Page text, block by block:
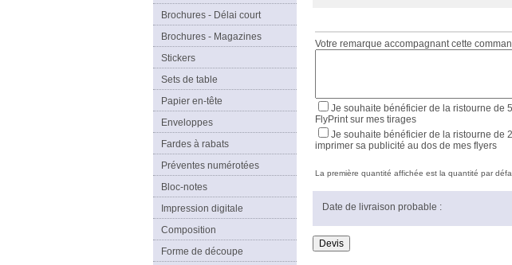
Brochures - Délai court
Brochures - Magazines
Stickers
Sets de table
Papier en-tête
Enveloppes
Fardes à rabats
Préventes numérotées
Bloc-notes
Impression digitale
Composition
Forme de découpe
Votre remarque accompagnant cette
Je souhaite bénéficier de la ristourne de
FlyPrint sur mes tirages
Je souhaite bénéficier de la ristourne de
imprimer sa publicité au dos de mes flyers
La première quantité affichée est la quantité par
Date de livraison probable :